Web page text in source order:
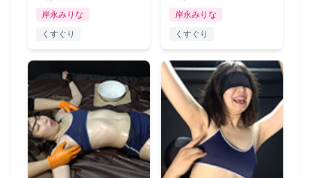
岸永みりな
くすぐり
岸永みりな
くすぐり